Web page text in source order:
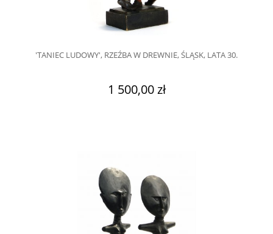
'TANIEC LUDOWY', RZEŹBA W DREWNIE, ŚLĄSK, LATA 30.
1 500,00 zł